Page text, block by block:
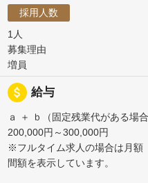
採用人数
1人
募集理由
増員
attach_money 給与
ａ ＋ ｂ（固定残業代がある場
200,000円～300,000円
※フルタイム求人の場合は月額
間額を表示しています。